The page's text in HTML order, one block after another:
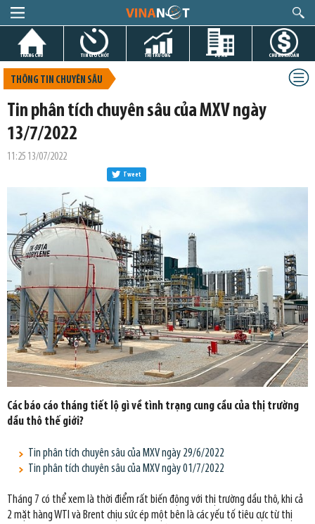
TRANG CHỦ TIN GIỜ CHÓT THỊ TRƯỜNG DỰ ÁN CHỨNG KHOÁN
THÔNG TIN CHUYÊN SÂU
Tin phân tích chuyên sâu của MXV ngày
13/7/2022
11:25 13/07/2022
Tweet
Các báo cáo tháng tiết lộ gì về tình trạng cung cầu của thị trường
dầu thô thế giới?
Tin phân tích chuyên sâu của MXV ngày 29/6/2022
Tin phân tích chuyên sâu của MXV ngày 01/7/2022
Tháng 7 có thể xem là thời điểm rất biến động với thị trường dầu thô, khi cả
2 mặt hàng WTI và Brent chịu sức ép một bên là các yếu tố tiêu cực từ thị